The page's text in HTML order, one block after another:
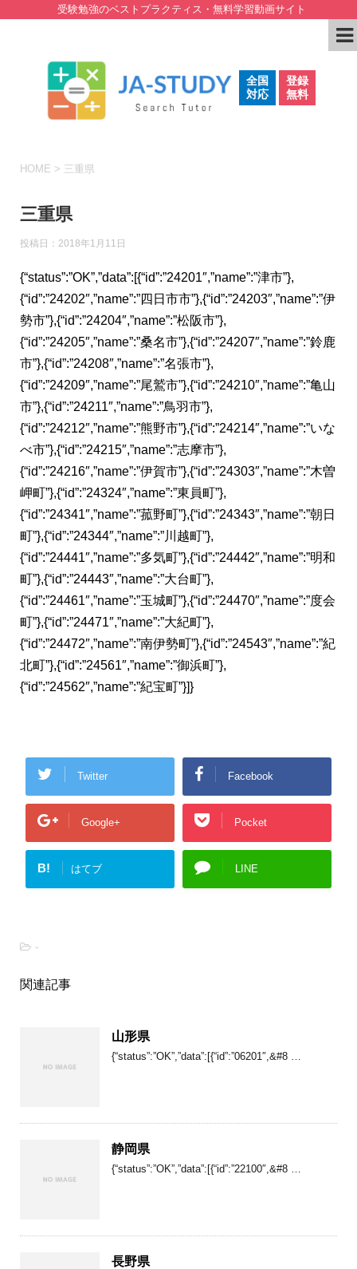
受験勉強のベストプラクティス・無料学習動画サイト
全国
対応
登録
無料
HOME > 三重県
三重県
投稿日： 2018年1月11日
{“status”:”OK”,”data”:[{“id”:”24201″,”name”:”津市”},
{“id”:”24202″,”name”:”四日市市”},{“id”:”24203″,”name”:”伊
勢市”},{“id”:”24204″,”name”:”松阪市”},
{“id”:”24205″,”name”:”桑名市”},{“id”:”24207″,”name”:”鈴鹿
市”},{“id”:”24208″,”name”:”名張市”},
{“id”:”24209″,”name”:”尾鷲市”},{“id”:”24210″,”name”:”亀山
市”},{“id”:”24211″,”name”:”鳥羽市”},
{“id”:”24212″,”name”:”熊野市”},{“id”:”24214″,”name”:”いな
べ市”},{“id”:”24215″,”name”:”志摩市”},
{“id”:”24216″,”name”:”伊賀市”},{“id”:”24303″,”name”:”木曽
岬町”},{“id”:”24324″,”name”:”東員町”},
{“id”:”24341″,”name”:”菰野町”},{“id”:”24343″,”name”:”朝日
町”},{“id”:”24344″,”name”:”川越町”},
{“id”:”24441″,”name”:”多気町”},{“id”:”24442″,”name”:”明和
町”},{“id”:”24443″,”name”:”大台町”},
{“id”:”24461″,”name”:”玉城町”},{“id”:”24470″,”name”:”度会
町”},{“id”:”24471″,”name”:”大紀町”},
{“id”:”24472″,”name”:”南伊勢町”},{“id”:”24543″,”name”:”紀
北町”},{“id”:”24561″,”name”:”御浜町”},
{“id”:”24562″,”name”:”紀宝町”}]}
Twitter Facebook
Google+ Pocket
B! はてブ LINE
-
関連記事
山形県
{“status”:”OK”,”data”:[{“id”:”06201″,&#8 …
静岡県
{“status”:”OK”,”data”:[{“id”:”22100″,&#8 …
長野県